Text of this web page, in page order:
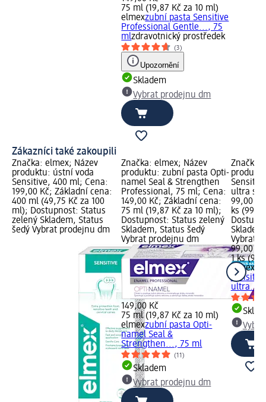
75 ml (19,87 Kč za 10 ml)
elmexzubní pasta Sensitive
Professional Gentle..., 75
mlzdravotnický prostředek
(3)
Upozornění
Skladem
Vybrat prodejnu dm
Zákazníci také zakoupili
Značka: elmex; Název
produktu: ústní voda
Sensitive, 400 ml; Cena:
199,00 Kč; Základní cena:
400 ml (49,75 Kč za 100
ml); Dostupnost: Status
zelený Skladem, Status
šedý Vybrat prodejnu dm
Značka: elmex; Název
produktu: zubní pasta Opti-
namel Seal & Strengthen
Professional, 75 ml; Cena:
149,00 Kč; Základní cena:
75 ml (19,87 Kč za 10 ml);
Dostupnost: Status zelený
Skladem, Status šedý
Vybrat prodejnu dm
149,00 Kč
75 ml (19,87 Kč za 10 ml)
elmexzubní pasta Opti-
namel Seal &
Strengthen..., 75 ml
(11)
Skladem
Vybrat prodejnu dm
Značka:
ultra
99,00
ks
Vybrat
99,00 Kč
1 ks
elmex
ultra...,